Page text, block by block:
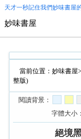
天才一秒記住我們妙味書屋
妙味書屋
當前位置： 妙味書屋>
整版)
閱讀背景：
字體大小
絕境